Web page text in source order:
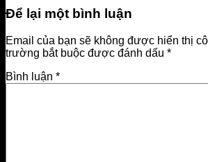
Để lại một bình luận
Email của bạn sẽ không được hiển thị
trường bắt buộc được đánh dấu *
Bình luận *